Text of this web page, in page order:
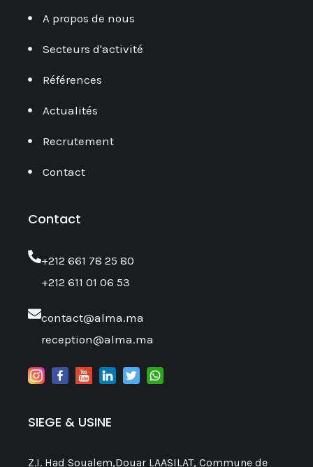
A propos de nous
Secteurs d'activité
Références
Actualités
Recrutement
Contact
Contact
‎+212 661 78 25 80
+212 611 01 06 53
contact@alma.ma
reception@alma.ma
SIEGE & USINE
Z.I. Had Soualem,Douar LAASILAT, Commune de